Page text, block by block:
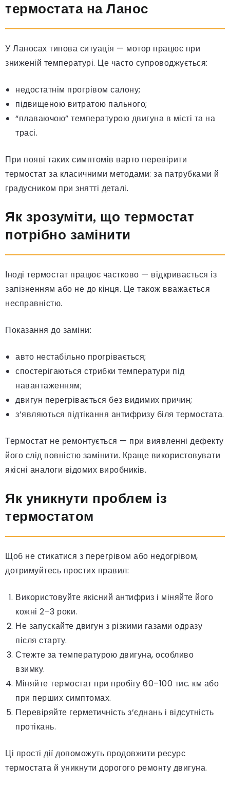
термостата на Ланос
У Ланосах типова ситуація — мотор працює при
зниженій температурі. Це часто супроводжується:
недостатнім прогрівом салону;
підвищеною витратою пального;
“плаваючою” температурою двигуна в місті та на
трасі.
При появі таких симптомів варто перевірити
термостат за класичними методами: за патрубками й
градусником при знятті деталі.
Як зрозуміти, що термостат
потрібно замінити
Іноді термостат працює частково — відкривається із
запізненням або не до кінця. Це також вважається
несправністю.
Показання до заміни:
авто нестабільно прогрівається;
спостерігаються стрибки температури під
навантаженням;
двигун перегрівається без видимих причин;
з’являються підтікання антифризу біля термостата.
Термостат не ремонтується — при виявленні дефекту
його слід повністю замінити. Краще використовувати
якісні аналоги відомих виробників.
Як уникнути проблем із
термостатом
Щоб не стикатися з перегрівом або недогрівом,
дотримуйтесь простих правил:
Використовуйте якісний антифриз і міняйте його
кожні 2–3 роки.
Не запускайте двигун з різкими газами одразу
після старту.
Стежте за температурою двигуна, особливо
взимку.
Міняйте термостат при пробігу 60–100 тис. км або
при перших симптомах.
Перевіряйте герметичність з’єднань і відсутність
протікань.
Ці прості дії допоможуть продовжити ресурс
термостата й уникнути дорогого ремонту двигуна.